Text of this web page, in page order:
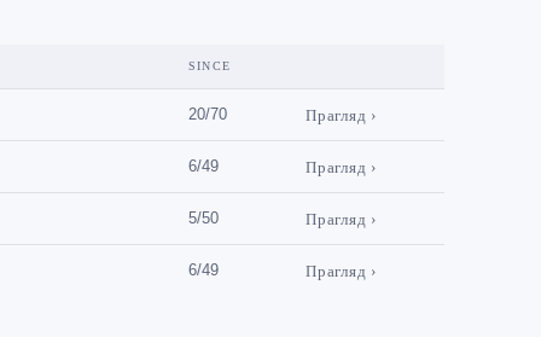
SINCE
20/70 Прагляд ›
6/49 Прагляд ›
5/50 Прагляд ›
6/49 Прагляд ›